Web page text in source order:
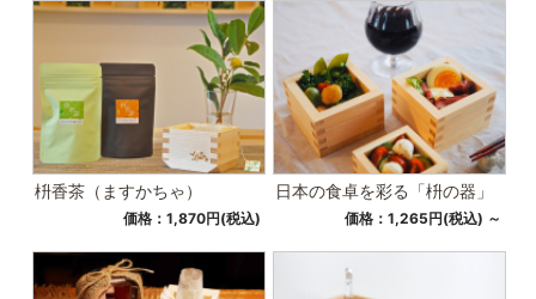
枡香茶（ますかちゃ）
価格：1,870円(税込)
日本の食卓を彩る「枡の器」
価格：1,265円(税込) ～